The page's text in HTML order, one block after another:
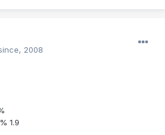
2008
1.9